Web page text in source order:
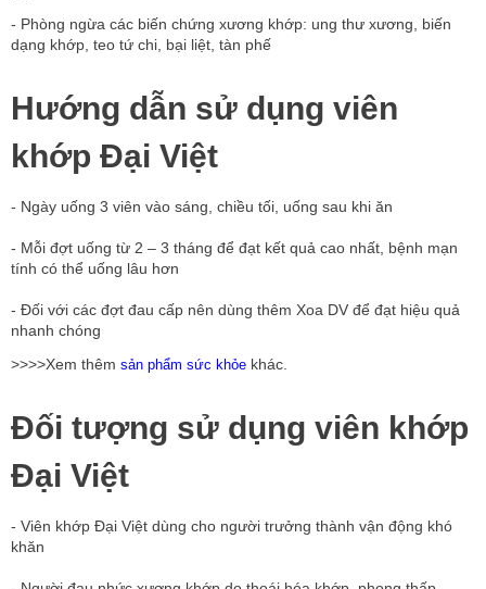
- Phòng ngừa các biến chứng xương khớp: ung thư xương, biến
dạng khớp, teo tứ chi, bại liệt, tàn phế
Hướng dẫn sử dụng viên
khớp Đại Việt
- Ngày uống 3 viên vào sáng, chiều tối, uống sau khi ăn
- Mỗi đợt uống từ 2 – 3 tháng để đạt kết quả cao nhất, bệnh mạn
tính có thể uống lâu hơn
- Đối với các đợt đau cấp nên dùng thêm Xoa DV để đạt hiệu quả
nhanh chóng
>>>>Xem thêm sản phẩm sức khỏe khác.
Đối tượng sử dụng viên khớp
Đại Việt
- Viên khớp Đại Việt dùng cho người trưởng thành vận động khó
khăn